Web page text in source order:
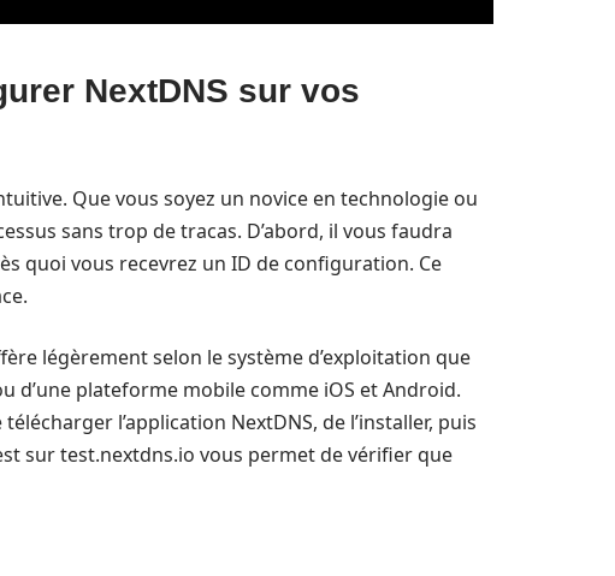
NextDNS sur vos
Que vous soyez un novice en technologie ou
sans trop de tracas. D’abord, il vous faudra
quoi vous recevrez un ID de configuration. Ce
légèrement selon le système d’exploitation que
d’une plateforme mobile comme iOS et Android.
l’application NextDNS, de l’installer, puis
sur test.nextdns.io vous permet de vérifier que